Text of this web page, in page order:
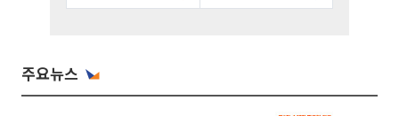
주요뉴스